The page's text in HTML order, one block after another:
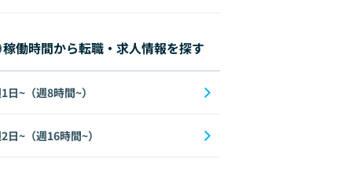
稼働時間から転職・求人情報を探す
日~（週8時間~）
日~（週16時間~）